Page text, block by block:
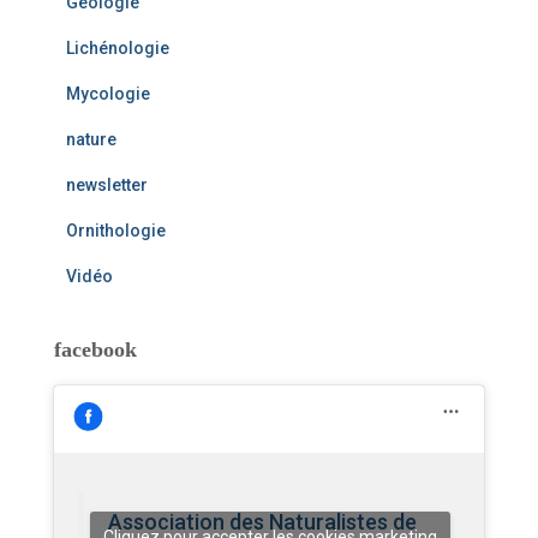
Lichénologie
Mycologie
nature
newsletter
Ornithologie
Vidéo
facebook
Association des Naturalistes de